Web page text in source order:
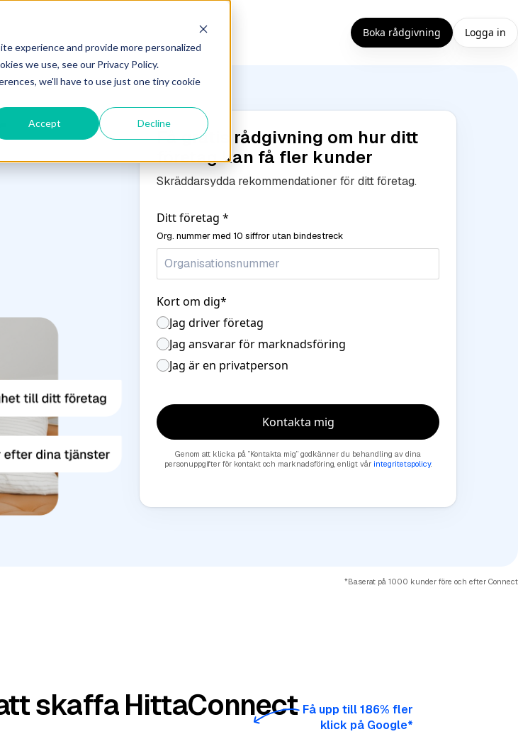
experience and provide more personalized
we use, see our Privacy Policy.
we'll have to use just one tiny cookie
Accept Decline
Boka rådgivning Logga in
Få gratis rådgivning om hur ditt
företag kan få fler kunder
Skräddarsydda rekommendationer för ditt företag.
Ditt företag*
Org. nummer med 10 siffror utan bindestreck
Kort om dig*
Jag driver företag
Jag ansvarar för marknadsföring
Jag är en privatperson
Kontakta mig
Genom att klicka på ”Kontakta mig” godkänner du behandling av dina
personuppgifter för kontakt och marknadsföring, enligt vår integritetspolicy.
*Baserat på 1000 kunder före och efter Connect
Få upp till 186% fler
klick på Google*
skaffa HittaConnect